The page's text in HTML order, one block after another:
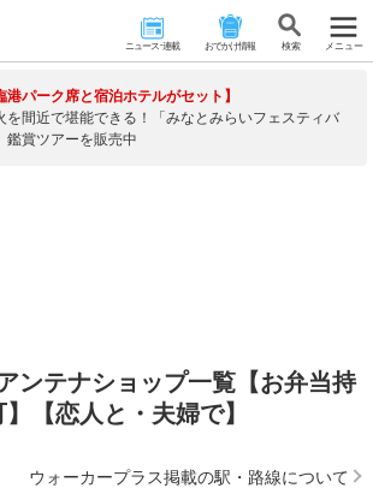
ニュース･連載 おでかけ情報 検 索 メニュー
港パーク席と宿泊ホテルがセット】
を間近で堪能できる！「みなとみらいフェスティバ
鑑賞ツアーを販売中
ンテナショップ一覧【お弁当持
【恋人と・夫婦で】
ウォーカープラス掲載の駅・路線について